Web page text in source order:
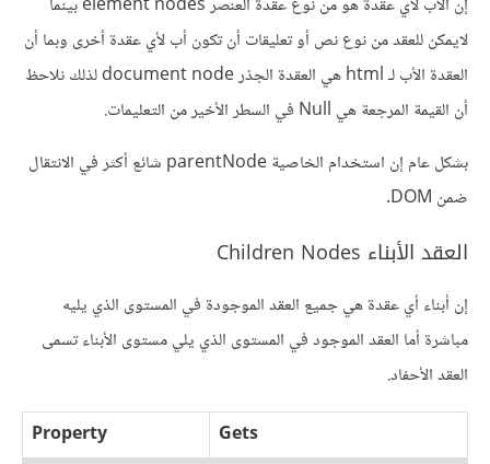
لايمكن للعقد من نوع نص أو تعليقات أن تكون أب لأي عقدة أخرى وبما أن
العقدة الأب لـ html هي العقدة الجذر document node لذلك نلاحظ
أن القيمة المرجعة هي Null في السطر الأخير من التعليمات.
بشكل عام إن استخدام الخاصية parentNode شائع أكثر في الانتقال
ضمن DOM.
العقد الأبناء Children Nodes
إن أبناء أي عقدة هي جميع العقد الموجودة في المستوى الذي يليه
مباشرة أما العقد الموجود في المستوى الذي يلي مستوى الأبناء تسمى
العقد الأحفاد.
Gets
Property